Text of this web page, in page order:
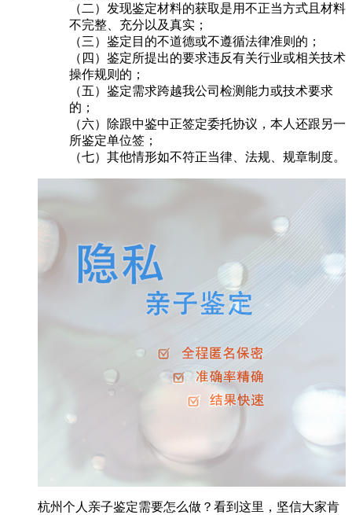
（二）发现鉴定材料的获取是用不正当方式且材料
不完整、充分以及真实；
（三）鉴定目的不道德或不遵循法律准则的；
（四）鉴定所提出的要求违反有关行业或相关技术
操作规则的；
（五）鉴定需求跨越我公司检测能力或技术要求
的；
（六）除跟中鉴中正签定委托协议，本人还跟另一
所鉴定单位签；
（七）其他情形如不符正当律、法规、规章制度。
杭州个人亲子鉴定需要怎么做？看到这里，坚信大家肯